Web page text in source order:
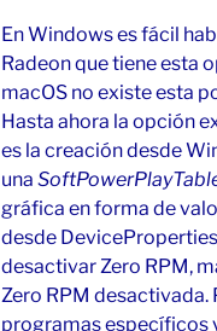
En Windows es fácil
Radeon que tiene esta
macOS no existe esta
Hasta ahora la opción
es la creación desde
una
gráfica en forma de
desde
desactivar Zero RPM,
Zero RPM desactivada.
programas específicos